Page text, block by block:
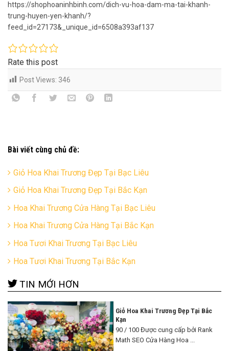
https://shophoaninhbinh.com/dich-vu-hoa-dam-ma-tai-khanh-
trung-huyen-yen-khanh/?
feed_id=27173&_unique_id=6508a393af137
Rate this post
Post Views: 346
Bài viết cùng chủ đề:
Giỏ Hoa Khai Trương Đẹp Tại Bạc Liêu
Giỏ Hoa Khai Trương Đẹp Tại Bắc Kạn
Hoa Khai Trương Cửa Hàng Tại Bạc Liêu
Hoa Khai Trương Cửa Hàng Tại Bắc Kạn
Hoa Tươi Khai Trương Tại Bạc Liêu
Hoa Tươi Khai Trương Tại Bắc Kạn
TIN MỚI HƠN
Giỏ Hoa Khai Trương Đẹp Tại Bắc
Kạn
90 / 100 Được cung cấp bởi Rank
Math SEO Cửa Hàng Hoa ...